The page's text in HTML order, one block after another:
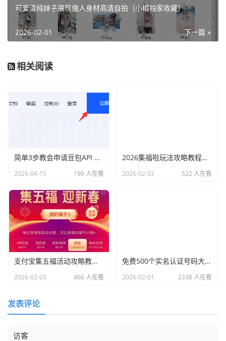
可爱清纯妹子展现傲人身材高清自拍（小编独家收藏）
下一篇 »
2026-02-01
相关阅读
简单3步教会申请豆包API Key接入点ID获取教程
2026-04-15 190 人在看
2026集福啦玩法攻略教程汇总“集五福”
2026-02-03 522 人在看
支付宝集五福活动攻略教程“集福啦”
2026-02-03 466 人在看
免费500个实名认证号码大全2022-游戏实名认证身份证号
2026-02-01 2338 人在看
发表评论